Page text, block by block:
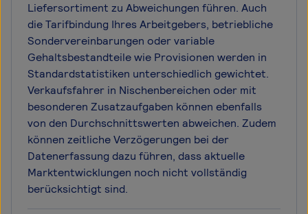
Liefersortiment zu Abweichungen führen. Auch
die Tarifbindung Ihres Arbeitgebers, betriebliche
Sondervereinbarungen oder variable
Gehaltsbestandteile wie Provisionen werden in
Standardstatistiken unterschiedlich gewichtet.
Verkaufsfahrer in Nischenbereichen oder mit
besonderen Zusatzaufgaben können ebenfalls
von den Durchschnittswerten abweichen. Zudem
können zeitliche Verzögerungen bei der
Datenerfassung dazu führen, dass aktuelle
Marktentwicklungen noch nicht vollständig
berücksichtigt sind.